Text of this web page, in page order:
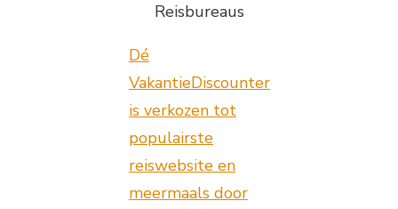
Reisbureaus
Dé
VakantieDiscounter
is verkozen tot
populairste
reiswebsite en
meermaals door